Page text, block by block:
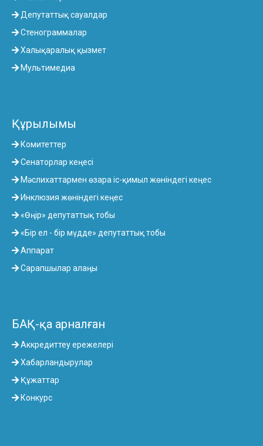
Депутаттық сауалдар
Стенограммалар
Халықаралық қызмет
Мультимедиа
Құрылымы
Комитеттер
Сенаторлар кеңесі
Мәслихаттармен өзара іс-қимыл жөніндегі кеңес
Инклюзия жөніндегі кеңес
«Өңір» депутаттық тобы
«Бір ел - бір мүдде» депутаттық тобы
Аппарат
Сарапшылар алаңы
БАҚ-қа арналған
Аккредиттеу ережелері
Хабарландырулар
Құжаттар
Конкурс